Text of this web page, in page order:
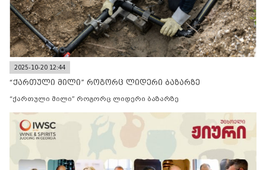
2025-10-20 12:44
“ქართული მილი” როგორც ლიდერი ბაზარზე
“ქართული მილი” როგორც ლიდერი ბაზარზე